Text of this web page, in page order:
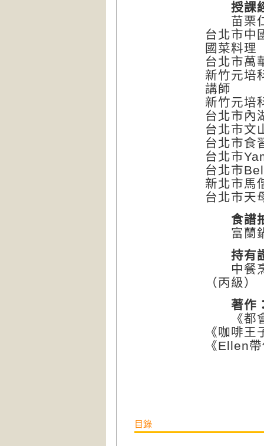
授課
苗栗仁
台北市中
國菜料
台北市萬
新竹元培
講師
新竹元培
台北市內
台北市文
台北市食
台北市
台北市
新北市馬
台北市天
食譜
富蘭鍋
持有
中餐烹
（丙級）
著作
《都會
《咖啡
《Ellen
目錄